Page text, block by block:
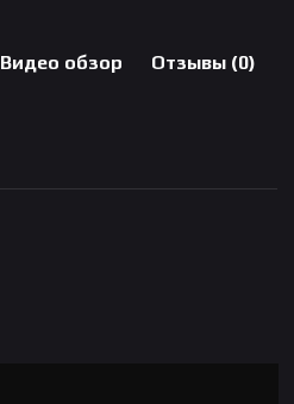
Видео обзор Отзывы (0)